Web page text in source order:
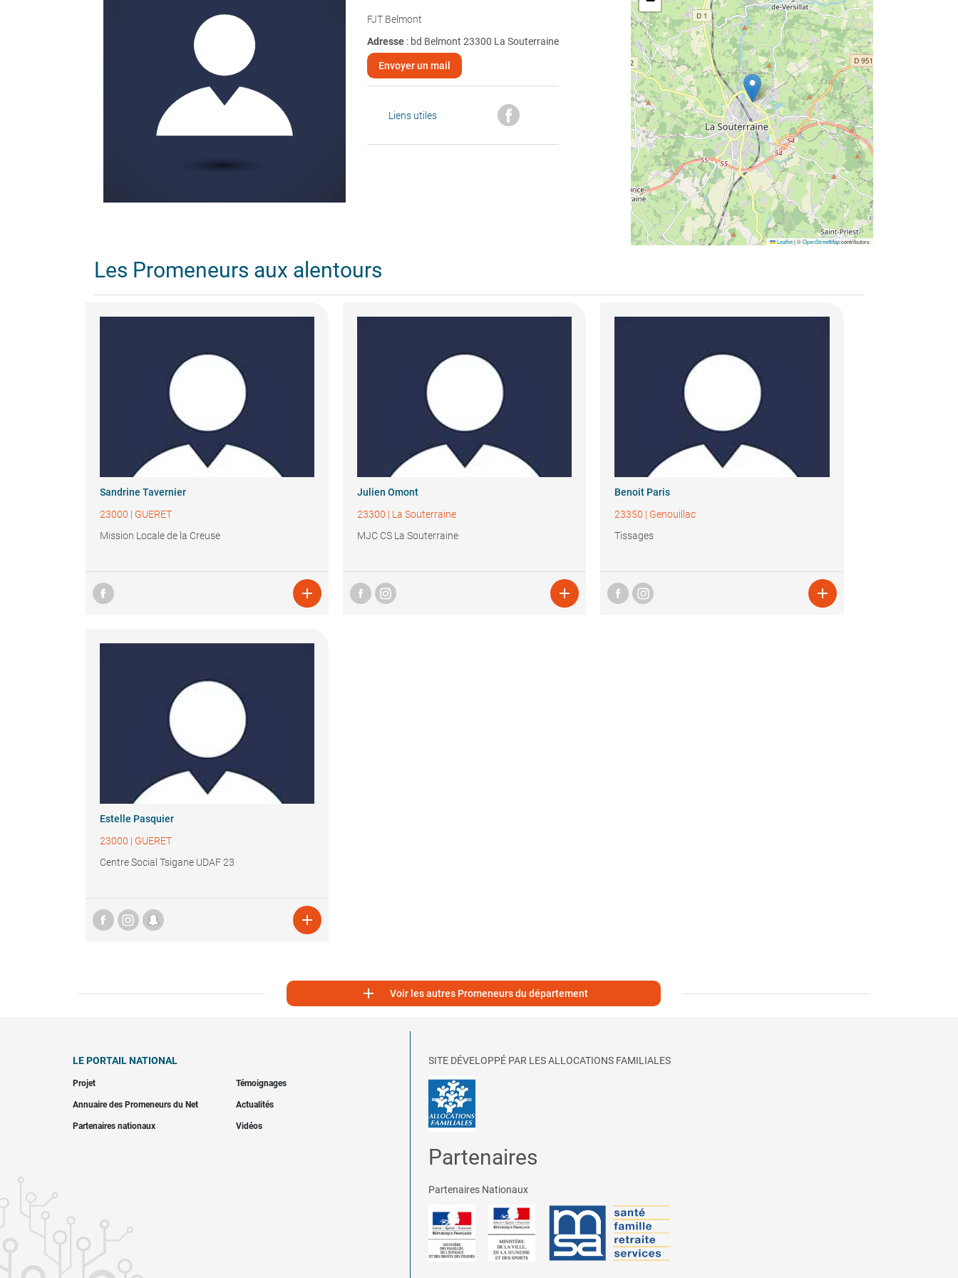
FJT Belmont
Adresse : bd Belmont 23300 La Souterraine
Envoyer un mail
Liens utiles
Leaflet |©OpenStreetMapcontributors
Les Promeneurs aux alentours
Sandrine Tavernier
23000 | GUERET
Mission Locale de la Creuse

Julien Omont
23300 | La Souterraine
MJC CS La Souterraine

Benoit Paris
23350 | Genouillac
Tissages

Estelle Pasquier
23000 | GUERET
Centre Social Tsigane UDAF 23

 Voir les autres Promeneurs du département
LE PORTAIL NATIONAL
Projet Témoignages
Annuaire des Promeneurs du Net Actualités
Partenaires nationaux Vidéos
SITE DÉVELOPPÉ PAR LES ALLOCATIONS FAMILIALES
Partenaires
Partenaires Nationaux